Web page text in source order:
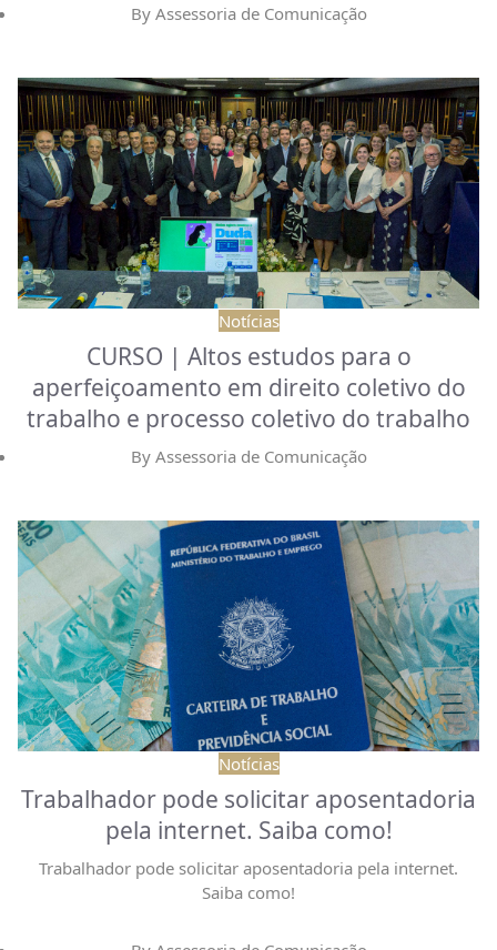
By Assessoria de Comunicação
Notícias
CURSO | Altos estudos para o
aperfeiçoamento em direito coletivo do
trabalho e processo coletivo do trabalho
By Assessoria de Comunicação
Notícias
Trabalhador pode solicitar aposentadoria
pela internet. Saiba como!
Trabalhador pode solicitar aposentadoria pela internet.
Saiba como!